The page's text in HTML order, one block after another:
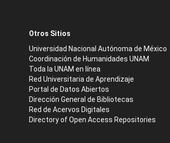
Otros Sitios
Universidad Nacional Autónoma de México
Coordinación de Humanidades UNAM
Toda la UNAM en línea
Red Universitaria de Aprendizaje
Portal de Datos Abiertos
Dirección General de Bibliotecas
Red de Acervos Digitales
Directory of Open Access Repositories